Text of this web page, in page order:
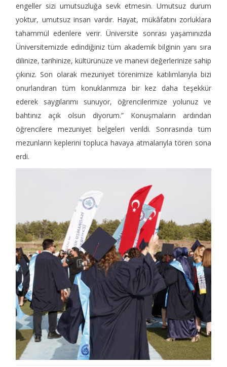
engeller sizi umutsuzluğa sevk etmesin. Umutsuz durum
yoktur, umutsuz insan vardır. Hayat, mükâfatını zorluklara
tahammül edenlere verir. Üniversite sonrası yaşamınızda
Üniversitemizde edindiğiniz tüm akademik bilginin yanı sıra
dilinize, tarihinize, kültürünüze ve manevi değerlerinize sahip
çıkınız. Son olarak mezuniyet törenimize katılımlarıyla bizi
onurlandıran tüm konuklarımıza bir kez daha teşekkür
ederek saygılarımı sunuyor, öğrencilerimize yolunuz ve
bahtınız açık olsun diyorum.” Konuşmaların ardından
öğrencilere mezuniyet belgeleri verildi. Sonrasında tüm
mezunların keplerini topluca havaya atmalarıyla tören sona
erdi.